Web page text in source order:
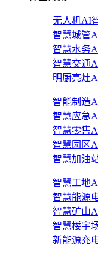
无人机AI
智慧城管
智慧水务
智慧交通
明厨亮灶
智能制造
智慧应急
智慧零售
智慧园区
智慧加油
智慧工地
智慧能源
智慧矿山
智慧楼宇
新能源充